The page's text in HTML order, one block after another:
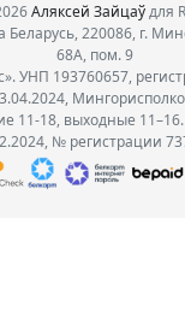
Аляксей Зайцаўдля
220086, г.
68А, пом. 9
УНП 193760657,
11-18, выходные 11–16.
№ регистрации